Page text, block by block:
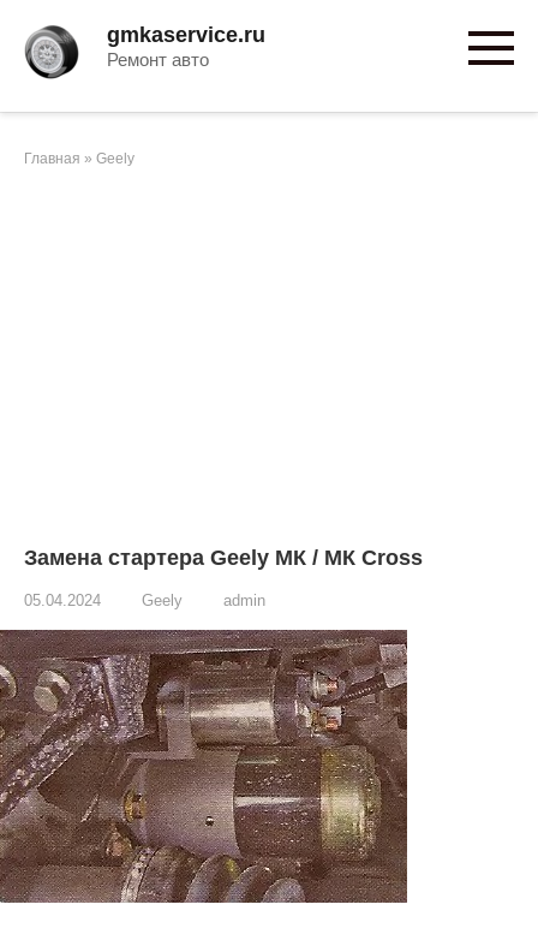
контенту
gmkaservice.ru
Ремонт авто
Главная » Geely
Замена стартера Geely МК / МК Cross
05.04.2024 Geely admin